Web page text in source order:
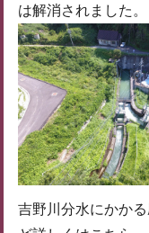
は解消されました。
吉野川分水にかか